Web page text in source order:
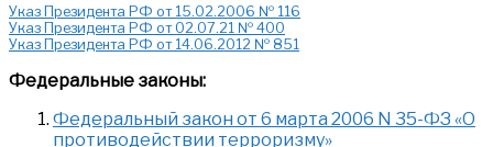
Указ Президента РФ от 15.02.2006 № 116
Указ Президента РФ от 02.07.21 № 400
Указ Президента РФ от 14.06.2012 № 851
Федеральные законы:
Федеральный закон от 6 марта 2006 N 35-ФЗ «О
противодействии терроризму»